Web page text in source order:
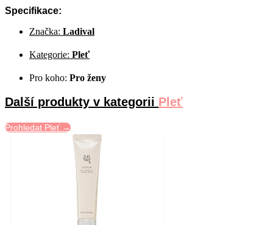
Specifikace:
Značka: Ladival
Kategorie: Pleť
Pro koho: Pro ženy
Další produkty v kategorii Pleť
Prohledat Pleť →